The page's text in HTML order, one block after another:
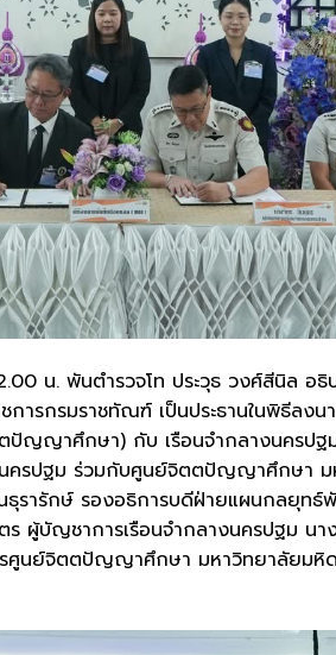
น. พันตำรวจโท ประวุธ วงศ์สีนิล อ
ารกรมราชทัณฑ์ เป็นประธานในพิธีลง
ปัญญาศึกษา) กับ เรือนจำกลางนครปฐ
ครปฐม ร่วมกับศูนย์จิตตปัญญาศึกษา
ธุรารักษ์ รองอธิการบดีฝ่ายแผนกลยุ
ผู้บัญชาการเรือนจำกลางนครปฐม นา
นย์จิตตปัญญาศึกษา มหาวิทยาลัยมหิ